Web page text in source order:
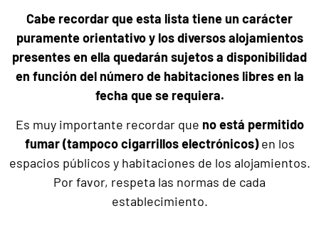
Cabe recordar que esta lista tiene un carácter
puramente orientativo y los diversos alojamientos
presentes en ella quedarán sujetos a disponibilidad
en función del número de habitaciones libres en la
fecha que se requiera.
Es muy importante recordar que no está permitido
fumar (tampoco cigarrillos electrónicos)en los
espacios públicos y habitaciones de los alojamientos.
Por favor, respeta las normas de cada
establecimiento.